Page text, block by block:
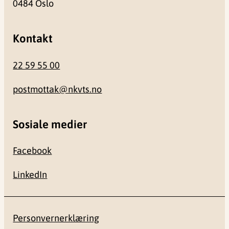
0484 Oslo
Kontakt
22 59 55 00
postmottak@nkvts.no
Sosiale medier
Facebook
LinkedIn
Personvernerklæring